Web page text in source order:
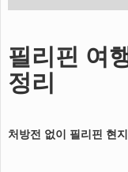
필리핀 여
정리
처방전 없이 필리핀 현